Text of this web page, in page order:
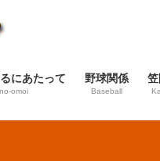
にあたって
omoi
野球関係
Baseball